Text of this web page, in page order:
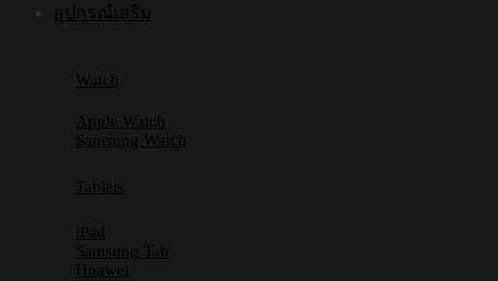
อุปกรณ์เสริม
Watch
Apple Watch
Samsung Watch
Tablets
iPad
Samsung Tab
Huawei